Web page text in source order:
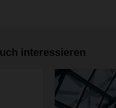
interessieren